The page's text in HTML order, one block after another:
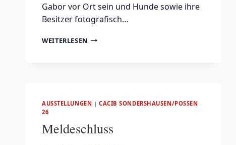
Gabor vor Ort sein und Hunde sowie ihre
Besitzer fotografisch…
WEITERLESEN GABORDOGFOTO
AUSSTELLUNGEN | CACIB SONDERSHAUSEN/POSSEN
26
Meldeschluss